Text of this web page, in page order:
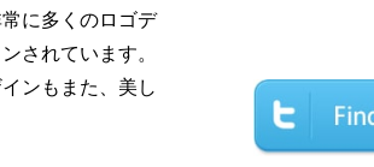
に多くのロゴデ
されています。
ンもまた、美し